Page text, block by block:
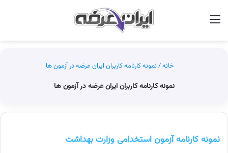
خانه/ نمونه کارنامه کاربران ایران عرضه در آزمون ها
نمونه کارنامه کاربران ایران عرضه در آزمون ها
نمونه کارنامه آزمون استخدامی وزارت بهداشت